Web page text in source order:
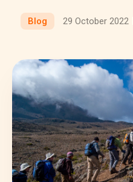
Blog 29 October 2022